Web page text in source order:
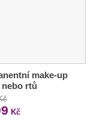
make-up
rtů
Kč